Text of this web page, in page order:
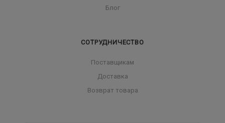
Блог
СОТРУДНИЧЕСТВО
Поставщикам
Доставка
Возврат товара